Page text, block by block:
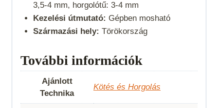
3,5-4 mm, horgolótű: 3-4 mm
Kezelési útmutató: Gépben mosható
Származási hely: Törökország
További információk
Ajánlott
Technika
Kötés és Horgolás